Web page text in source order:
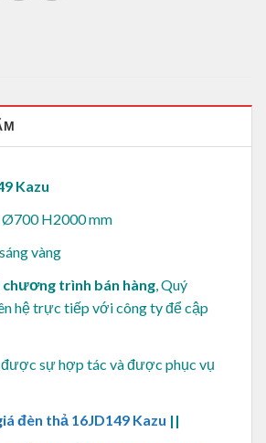
Kazu
H2000 mm
vàng
chương trình bán hàng, Quý
hệ trực tiếp với công ty để cập
sự hợp tác và được phục vụ
đèn thả 16JD149 Kazu ||